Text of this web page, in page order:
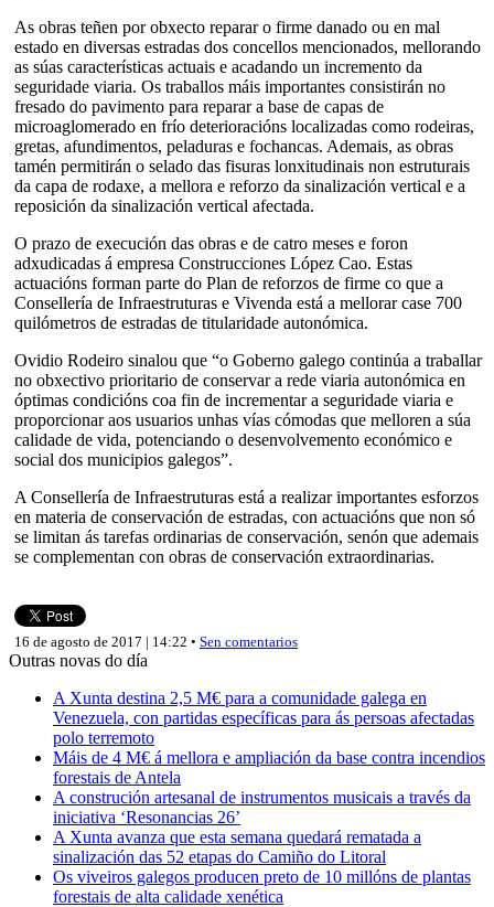
As obras teñen por obxecto reparar o firme danado ou en mal
estado en diversas estradas dos concellos mencionados, mellorando
as súas características actuais e acadando un incremento da
seguridade viaria. Os traballos máis importantes consistirán no
fresado do pavimento para reparar a base de capas de
microaglomerado en frío deterioracións localizadas como rodeiras,
gretas, afundimentos, peladuras e fochancas. Ademais, as obras
tamén permitirán o selado das fisuras lonxitudinais non estruturais
da capa de rodaxe, a mellora e reforzo da sinalización vertical e a
reposición da sinalización vertical afectada.
O prazo de execución das obras e de catro meses e foron
adxudicadas á empresa Construcciones López Cao. Estas
actuacións forman parte do Plan de reforzos de firme co que a
Consellería de Infraestruturas e Vivenda está a mellorar case 700
quilómetros de estradas de titularidade autonómica.
Ovidio Rodeiro sinalou que “o Goberno galego continúa a traballar
no obxectivo prioritario de conservar a rede viaria autonómica en
óptimas condicións coa fin de incrementar a seguridade viaria e
proporcionar aos usuarios unhas vías cómodas que melloren a súa
calidade de vida, potenciando o desenvolvemento económico e
social dos municipios galegos”.
A Consellería de Infraestruturas está a realizar importantes esforzos
en materia de conservación de estradas, con actuacións que non só
se limitan ás tarefas ordinarias de conservación, senón que ademais
se complementan con obras de conservación extraordinarias.
16 de agosto de 2017 | 14:22 • Sen comentarios
Outras novas do día
A Xunta destina 2,5 M€ para a comunidade galega en
Venezuela, con partidas específicas para ás persoas afectadas
polo terremoto
Máis de 4 M€ á mellora e ampliación da base contra incendios
forestais de Antela
A construción artesanal de instrumentos musicais a través da
iniciativa ‘Resonancias 26’
A Xunta avanza que esta semana quedará rematada a
sinalización das 52 etapas do Camiño do Litoral
Os viveiros galegos producen preto de 10 millóns de plantas
forestais de alta calidade xenética